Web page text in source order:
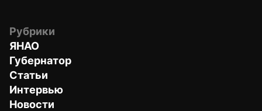
Рубрики
ЯНАО
Губернатор
Статьи
Интервью
Новости